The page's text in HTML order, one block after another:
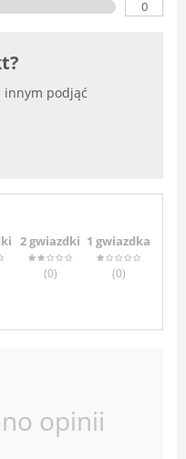
0
innym podjąć
2 gwiazdki
(0)
1 gwiazdka
(0)
opinii